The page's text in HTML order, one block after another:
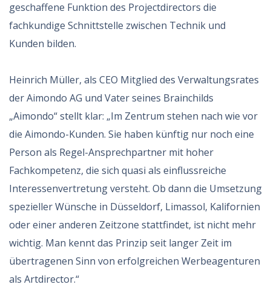
geschaffene Funktion des Projectdirectors die
fachkundige Schnittstelle zwischen Technik und
Kunden bilden.
Heinrich Müller, als CEO Mitglied des Verwaltungsrates
der Aimondo AG und Vater seines Brainchilds
„Aimondo“ stellt klar: „Im Zentrum stehen nach wie vor
die Aimondo-Kunden. Sie haben künftig nur noch eine
Person als Regel-Ansprechpartner mit hoher
Fachkompetenz, die sich quasi als einflussreiche
Interessenvertretung versteht. Ob dann die Umsetzung
spezieller Wünsche in Düsseldorf, Limassol, Kalifornien
oder einer anderen Zeitzone stattfindet, ist nicht mehr
wichtig. Man kennt das Prinzip seit langer Zeit im
übertragenen Sinn von erfolgreichen Werbeagenturen
als Artdirector.“